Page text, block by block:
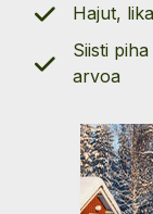
Hajut,
Siisti
arvoa